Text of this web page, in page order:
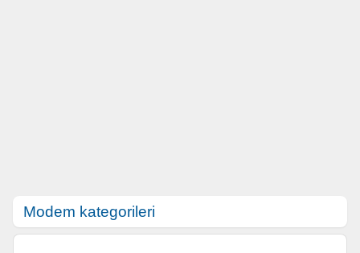
Modem kategorileri